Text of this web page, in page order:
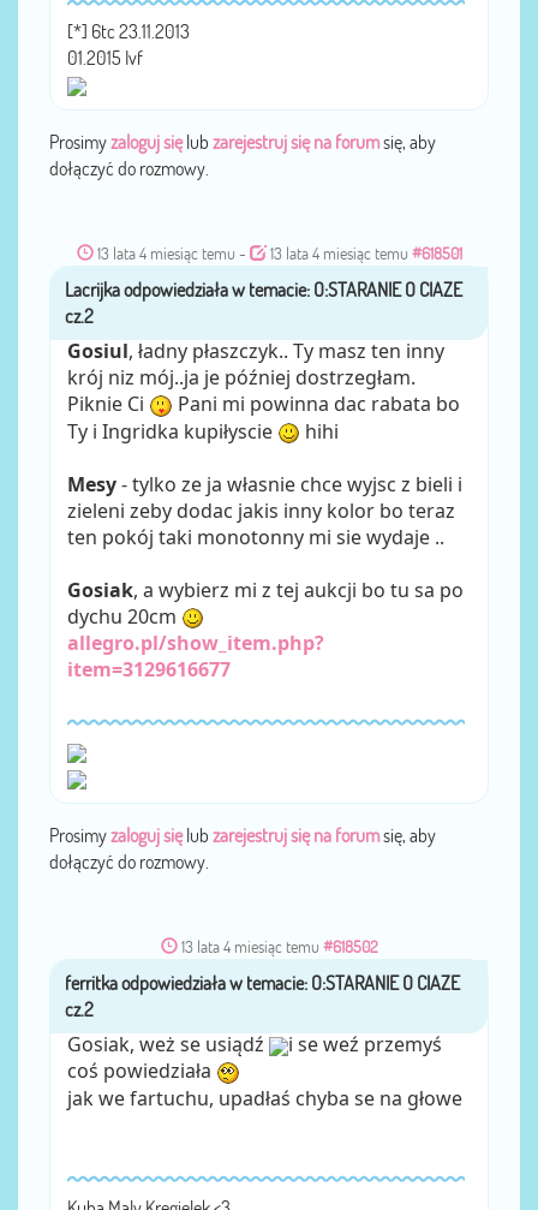
[*] 6tc 23.11.2013
01.2015 Ivf
Prosimyzaloguj sięlub zarejestruj się na forumsię, aby
dołączyć do rozmowy.
13 lata 4 miesiąc temu - 13 lata 4 miesiąc temu #618501
przezLacrijka
Gosiul, ładny płaszczyk.. Ty masz ten inny
krój niz mój..ja je później dostrzegłam.
Piknie Ci
Pani mi powinna dac rabata bo
Ty i Ingridka kupiłyscie
hihi
Mesy- tylko ze ja własnie chce wyjsc z bieli i
zieleni zeby dodac jakis inny kolor bo teraz
ten pokój taki monotonny mi sie wydaje ..
Gosiak, a wybierz mi z tej aukcji bo tu sa po
dychu 20cm
allegro.pl/show_item.php?
item=3129616677
Prosimyzaloguj sięlub zarejestruj się na forumsię, aby
dołączyć do rozmowy.
13 lata 4 miesiąc temu #618502
przezferritka
Gosiak, weż se usiądź
i se weź przemyś
coś powiedziała
jak we fartuchu, upadłaś chyba se na głowe